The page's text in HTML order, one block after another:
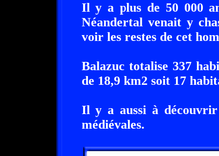
Il y a plus de 50 000
Néandertal venait y
voir les restes de cet
Balazuc totalise 337
de 18,9 km2 soit 17
Il y a aussi à découvrir
médiévales.